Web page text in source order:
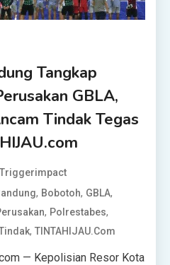
Tangkap
GBLA,
Tindak Tegas
, Bobotoh, GBLA,
, Polrestabes,
,TINTAHIJAU.com
— Kepolisian Resor Kota